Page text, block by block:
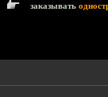
заказывать